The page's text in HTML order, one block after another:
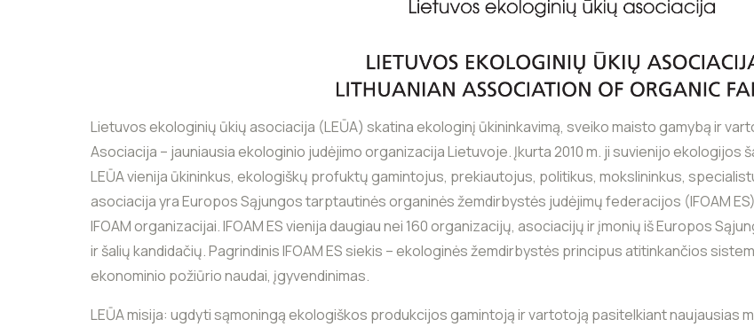
Lietuvos ekologinių ūkių asociacija (LEŪA) skatina ekologinį ūkininkavimą, sveiko maisto gamybą ir
Asociacija – jauniausia ekologinio judėjimo organizacija Lietuvoje. Įkurta 2010 m. ji suvienijo ekologijos
LEŪA vienija ūkininkus, ekologiškų profuktų gamintojus, prekiautojus, politikus, mokslininkus,
asociacija yra Europos Sąjungos tarptautinės organinės žemdirbystės judėjimų federacijos (IFOAM
IFOAM organizacijai. IFOAM ES vienija daugiau nei 160 organizacijų, asociacijų ir įmonių iš Europos
ir šalių kandidačių. Pagrindinis IFOAM ES siekis – ekologinės žemdirbystės principus atitinkančios
ekonominio požiūrio naudai, įgyvendinimas.
LEŪA misija: ugdyti sąmoningą ekologiškos produkcijos gamintoją ir vartotoją pasitelkiant naujausias